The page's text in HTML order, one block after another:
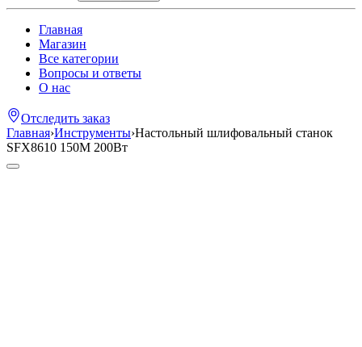
Главная
Магазин
Все категории
Вопросы и ответы
О нас
Отследить заказ
Главная›Инструменты›Настольный шлифовальный станок
SFX8610 150M 200Вт